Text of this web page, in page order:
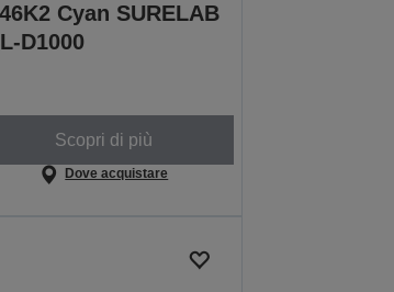
Cyan SURELAB
D1000
Scopri di più
Dove acquistare